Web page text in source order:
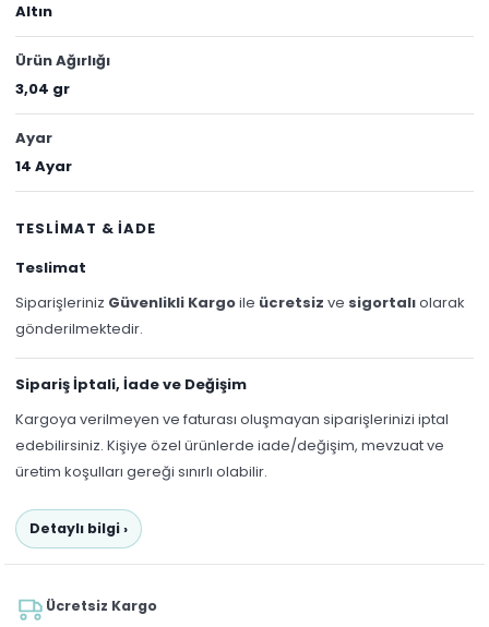
Altın
Ürün Ağırlığı
3,04 gr
Ayar
14 Ayar
TESLİMAT & İADE
Teslimat
Siparişleriniz Güvenlikli Kargoile ücretsiz ve sigortalıolarak
gönderilmektedir.
Sipariş İptali, İade ve Değişim
Kargoya verilmeyen ve faturası oluşmayan siparişlerinizi iptal
edebilirsiniz. Kişiye özel ürünlerde iade/değişim, mevzuat ve
üretim koşulları gereği sınırlı olabilir.
Detaylı bilgi ›
Ücretsiz Kargo